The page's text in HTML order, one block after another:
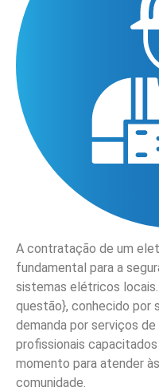
A contratação de um
fundamental para a
sistemas elétricos
questão}, conhecido por
demanda por serviços
profissionais
momento para atender
comunidade.